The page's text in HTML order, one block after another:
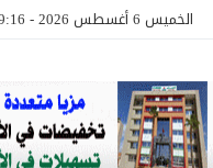
الخميس 6 أغسطس 2026 - 9:16 صباحًا